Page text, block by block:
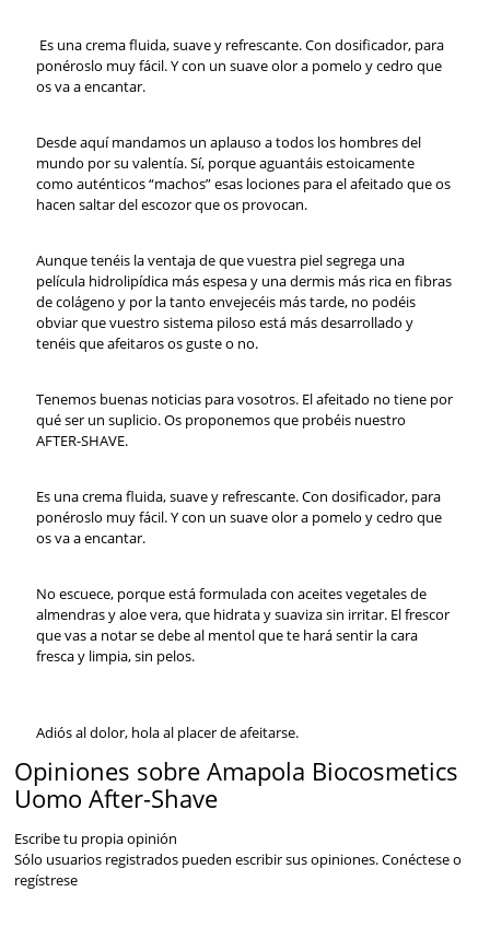
Es una crema fluida, suave y refrescante. Con dosificador, para
ponéroslo muy fácil. Y con un suave olor a pomelo y cedro que
os va a encantar.
Desde aquí mandamos un aplauso a todos los hombres del
mundo por su valentía. Sí, porque aguantáis estoicamente
como auténticos “machos” esas lociones para el afeitado que os
hacen saltar del escozor que os provocan.
Aunque tenéis la ventaja de que vuestra piel segrega una
película hidrolipídica más espesa y una dermis más rica en fibras
de colágeno y por la tanto envejecéis más tarde, no podéis
obviar que vuestro sistema piloso está más desarrollado y
tenéis que afeitaros os guste o no.
Tenemos buenas noticias para vosotros. El afeitado no tiene por
qué ser un suplicio. Os proponemos que probéis nuestro
AFTER-SHAVE.
Es una crema fluida, suave y refrescante. Con dosificador, para
ponéroslo muy fácil. Y con un suave olor a pomelo y cedro que
os va a encantar.
No escuece, porque está formulada con aceites vegetales de
almendras y aloe vera, que hidrata y suaviza sin irritar. El frescor
que vas a notar se debe al mentol que te hará sentir la cara
fresca y limpia, sin pelos.
Adiós al dolor, hola al placer de afeitarse.
Opiniones sobre Amapola Biocosmetics
Uomo After-Shave
Escribe tu propia opinión
Sólo usuarios registrados pueden escribir sus opiniones.Conécteseo
regístrese